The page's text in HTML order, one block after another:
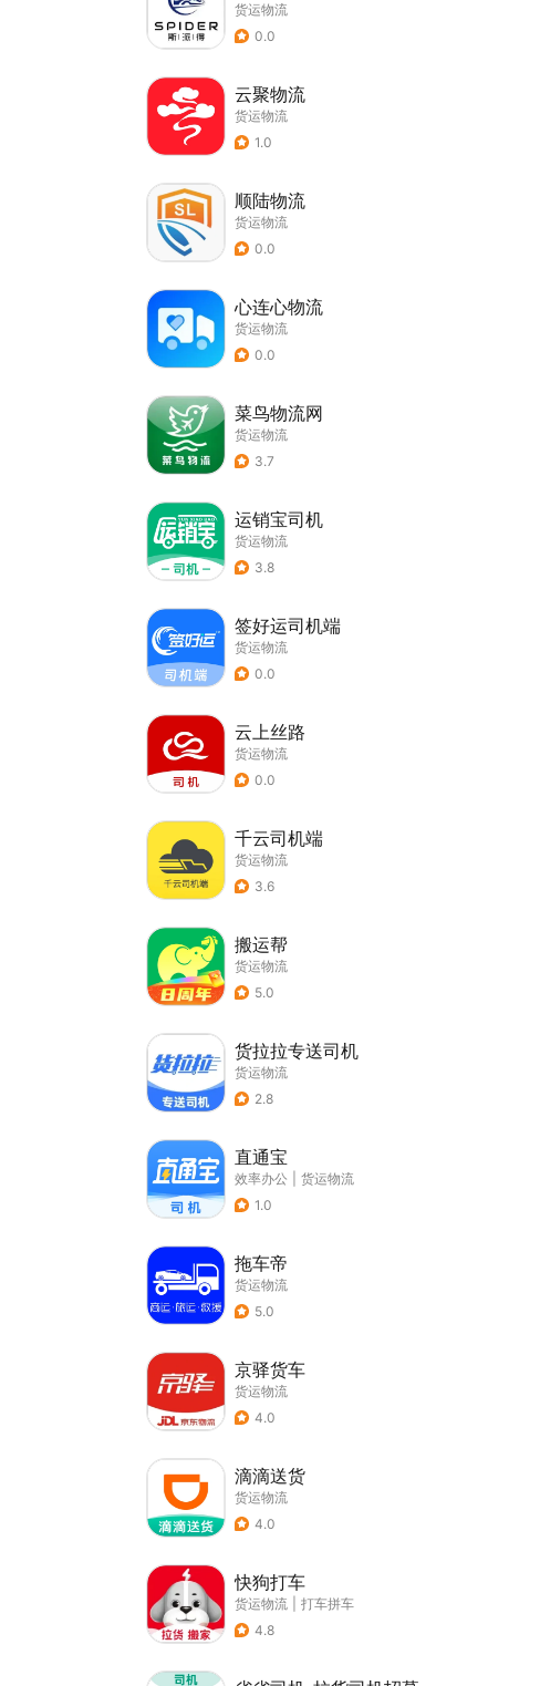
货运物流
0.0
云聚物流
货运物流
1.0
顺陆物流
货运物流
0.0
心连心物流
货运物流
0.0
菜鸟物流网
货运物流
3.7
运销宝司机
货运物流
3.8
签好运司机端
货运物流
0.0
云上丝路
货运物流
0.0
千云司机端
货运物流
3.6
搬运帮
货运物流
5.0
货拉拉专送司机
货运物流
2.8
直通宝
效率办公
货运物流
1.0
拖车帝
货运物流
5.0
京驿货车
货运物流
4.0
滴滴送货
货运物流
4.0
快狗打车
货运物流
打车拼车
4.8